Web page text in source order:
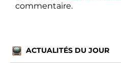
commentaire.
ACTUALITÉS DU JOUR